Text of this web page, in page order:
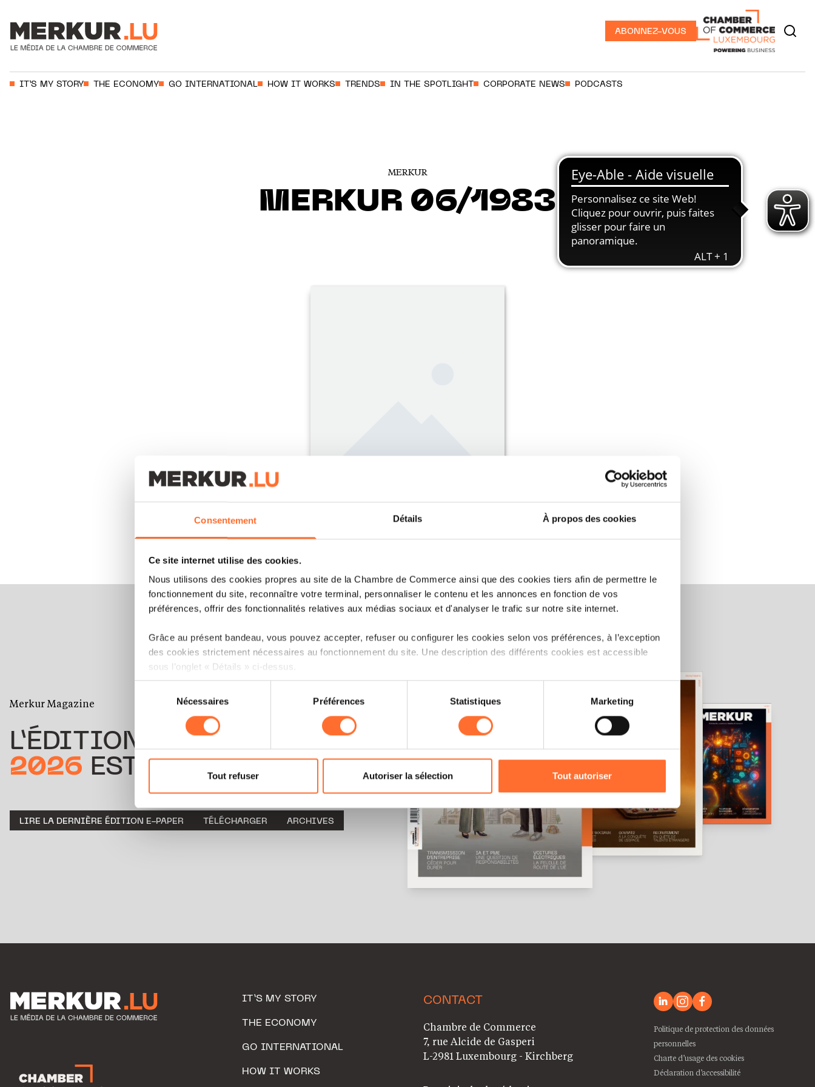
Consentement Détails À propos des cookies
Ce site internet utilise des cookies.
Nous utilisons des cookies propres au site de la Chambre de Commerce ainsi que des cookies tiers afin de permettre le
fonctionnement du site, reconnaître votre terminal, personnaliser le contenu et les annonces en fonction de vos
préférences, offrir des fonctionnalités relatives aux médias sociaux et d'analyser le trafic sur notre site internet.
Grâce au présent bandeau, vous pouvez accepter, refuser ou configurer les cookies selon vos préférences, à l’exception
des cookies strictement nécessaires au fonctionnement du site. Une description des différents cookies est accessible
sous l’onglet « Détails » ci-dessus.
Il est précisé que la navigation sur le site et certaines fonctionnalités (ex : lecture de vidéos, partage sur les réseaux
cas de refus de tous les cookies ou des cookies non nécessaires.
personnelles, vous pouvez consulter notreCharte d’usage des cookieset notrePolitique de protection des données
personnelles.
consentement
Nécessaires Préférences Statistiques Marketing
Tout refuser Autoriser la sélection Tout autoriser
ABONNEZ-VOUS
IT’S MY STORY THE ECONOMY GO INTERNATIONAL HOW IT WORKS TRENDS IN THE SPOTLIGHT CORPORATE NEWS PODCASTS
MERKUR
MERKUR 06/1983
Merkur Magazine
L’ÉDITIONÉTÉ
2026 EST DISPONIBLE !
LIRE LA DERNIÈRE ÉDITION E-PAPER TÉLÉCHARGER ARCHIVES
IT’S MY STORY
THE ECONOMY
GO INTERNATIONAL
HOW IT WORKS
CONTACT
Chambre de Commerce
7, rue Alcide de Gasperi
L-2981 Luxembourg - Kirchberg
Politique de protection des données
personnelles
Charte d’usage des cookies
Déclaration d’accessibilité